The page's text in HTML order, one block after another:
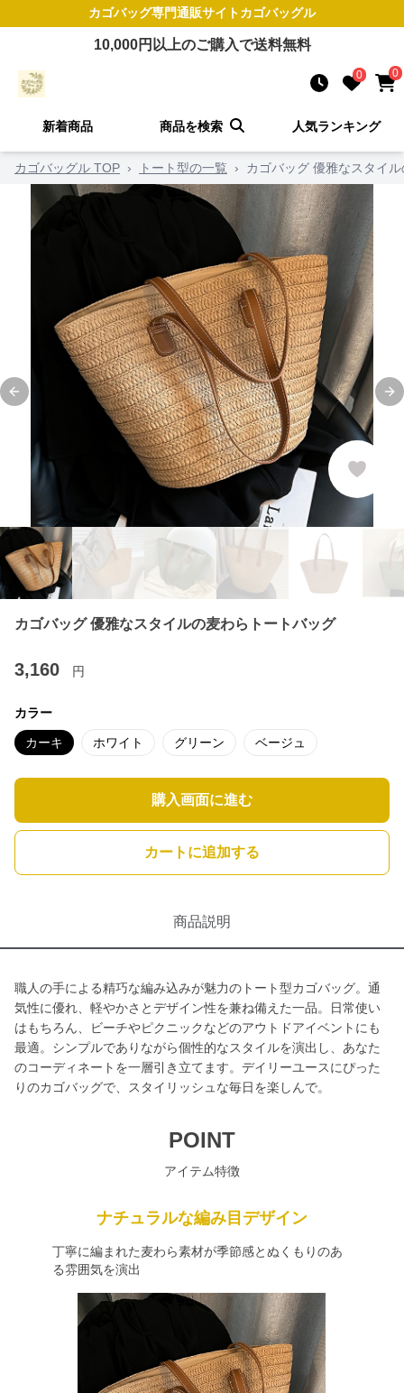
カゴバッグ専門通販サイトカゴバッグル
10,000円以上のご購入で送料無料
0 0
新着商品 商品を検索 人気ランキング
カゴバッグル TOP › トート型の一覧 › カゴバッグ 優雅なスタイ
Previous slide
カゴバッグ 優雅なスタイルの麦わらトートバッグ
3,160 円
カラー
カーキ ホワイト グリーン ベージュ
購入画面に進む
カートに追加する
商品説明
職人の手による精巧な編み込みが魅力のトート型カゴバッグ。通
気性に優れ、軽やかさとデザイン性を兼ね備えた一品。日常使い
はもちろん、ビーチやピクニックなどのアウトドアイベントにも
最適。シンプルでありながら個性的なスタイルを演出し、あなた
のコーディネートを一層引き立てます。デイリーユースにぴった
りのカゴバッグで、スタイリッシュな毎日を楽しんで。
POINT
アイテム特徴
ナチュラルな編み目デザイン
丁寧に編まれた麦わら素材が季節感とぬくもりのあ
る雰囲気を演出